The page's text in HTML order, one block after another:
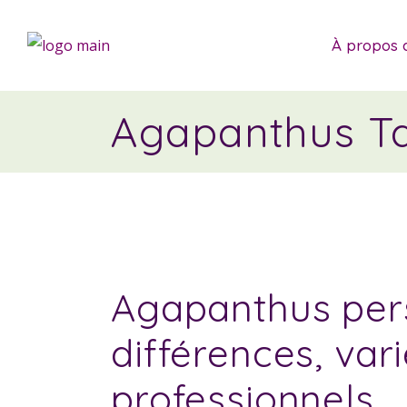
À propos
Agapanthus
Agapanthus
différences,